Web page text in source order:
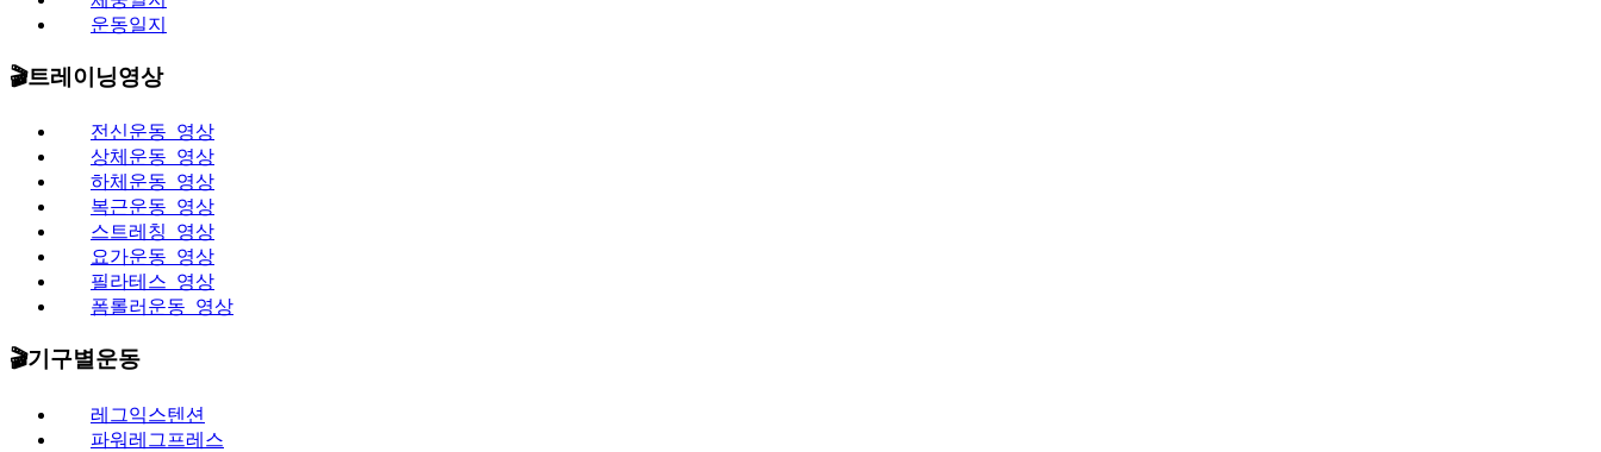
운동일지
🎬트레이닝영상
전신운동_영상
상체운동_영상
하체운동_영상
복근운동_영상
스트레칭_영상
요가운동_영상
필라테스_영상
폼롤러운동_영상
🎬기구별운동
레그익스텐션
파워레그프레스